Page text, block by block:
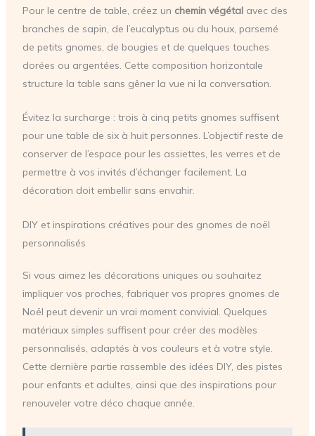
Pour le centre de table, créez un chemin végétalavec des
branches de sapin, de l’eucalyptus ou du houx, parsemé
de petits gnomes, de bougies et de quelques touches
dorées ou argentées. Cette composition horizontale
structure la table sans gêner la vue ni la conversation.
Évitez la surcharge : trois à cinq petits gnomes suffisent
pour une table de six à huit personnes. L’objectif reste de
conserver de l’espace pour les assiettes, les verres et de
permettre à vos invités d’échanger facilement. La
décoration doit embellir sans envahir.
DIY et inspirations créatives pour des gnomes de noël
personnalisés
Si vous aimez les décorations uniques ou souhaitez
impliquer vos proches, fabriquer vos propres gnomes de
Noël peut devenir un vrai moment convivial. Quelques
matériaux simples suffisent pour créer des modèles
personnalisés, adaptés à vos couleurs et à votre style.
Cette dernière partie rassemble des idées DIY, des pistes
pour enfants et adultes, ainsi que des inspirations pour
renouveler votre déco chaque année.